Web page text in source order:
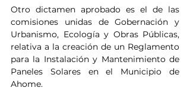
Otro dictamen aprobado es el de las
comisiones unidas de Gobernación y
Urbanismo, Ecología y Obras Públicas,
relativa a la creación de un Reglamento
para la Instalación y Mantenimiento de
Paneles Solares en el Municipio de
Ahome.